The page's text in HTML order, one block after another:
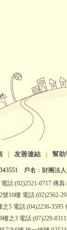
友善連結 幫助
戶名：財團法
話:(02)2521-0717 傳真
10樓 電話:(02)2562-
5 電話:(04)2236-3595
之3 電話:(07)229-